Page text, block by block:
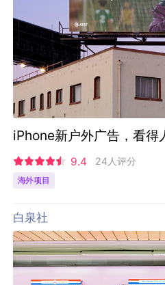
iPhone新户外广告，看得
9.4 24人评分
海外项目
白泉社